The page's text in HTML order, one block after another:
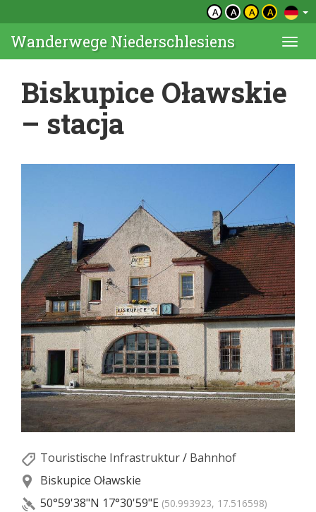
A A A A
Wanderwege Niederschlesiens
Biskupice Oławskie
– stacja
Touristische Infrastruktur/ Bahnhof
Biskupice Oławskie
50°59'38"N 17°30'59"E (50.993923, 17.516598)